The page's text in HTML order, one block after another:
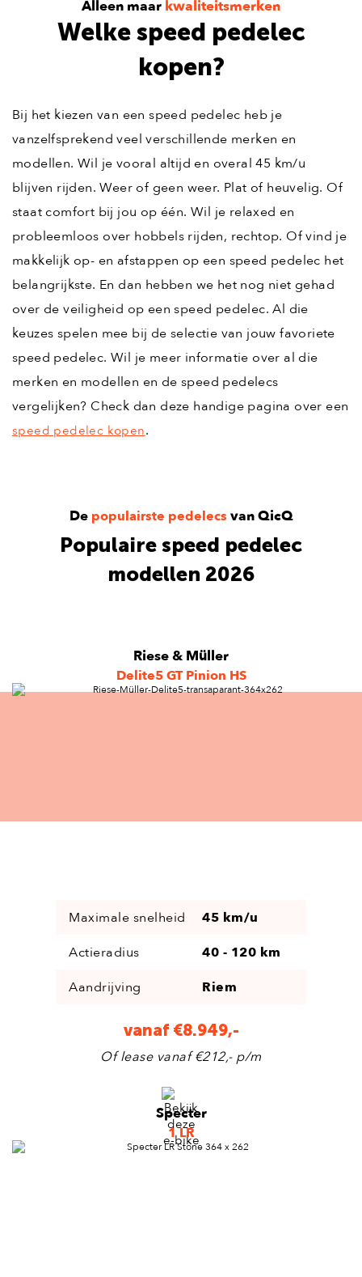
Alleen maar kwaliteitsmerken
Welke speed pedelec
kopen?
Bij het kiezen van een speed pedelec heb je
vanzelfsprekend veel verschillende merken en
modellen. Wil je vooral altijd en overal 45 km/u
blijven rijden. Weer of geen weer. Plat of heuvelig. Of
staat comfort bij jou op één. Wil je relaxed en
probleemloos over hobbels rijden, rechtop. Of vind je
makkelijk op- en afstappen op een speed pedelec het
belangrijkste. En dan hebben we het nog niet gehad
over de veiligheid op een speed pedelec. Al die
keuzes spelen mee bij de selectie van jouw favoriete
speed pedelec. Wil je meer informatie over al die
merken en modellen en de speed pedelecs
vergelijken? Check dan deze handige pagina over een
speed pedelec kopen.
De populairste pedelecs van QicQ
Populaire speed pedelec
modellen 2026
Riese & Müller
Delite5 GT Pinion HS
Maximale snelheid
45 km/u
Actieradius
40 - 120 km
Aandrijving
Riem
vanaf €8.949,-
Of lease vanaf €212,- p/m
Specter
1 LR